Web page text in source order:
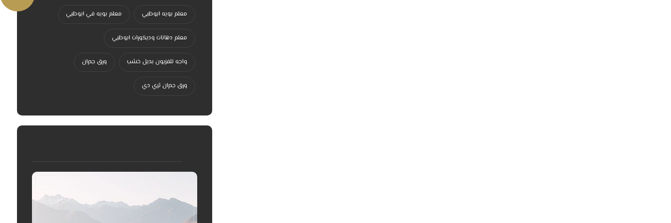
معلم بويه ابوظبي معلم بويه في ابوظبي
معلم دهانات وديكورات ابوظبي
واجه تلفزيون بديل خشب ورق جدران
ورق جدران ثري دي